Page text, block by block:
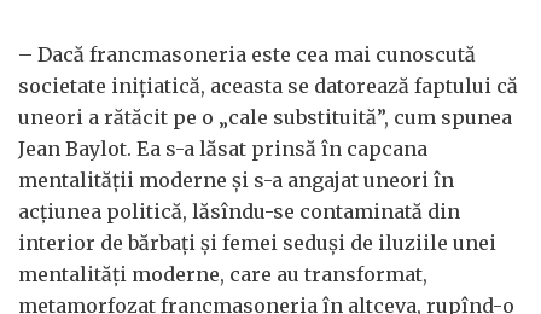
– Dacă francmasoneria este cea mai cunoscută
societate iniţiatică, aceasta se datorează faptului că
uneori a rătăcit pe o „cale substituită”, cum spunea
Jean Baylot. Ea s-a lăsat prinsă în capcana
mentalităţii moderne şi s-a angajat uneori în
acţiunea politică, lăsîndu-se contaminată din
interior de bărbaţi şi femei seduşi de iluziile unei
mentalităţi moderne, care au transformat,
metamorfozat francmasoneria în altceva, rupînd-o